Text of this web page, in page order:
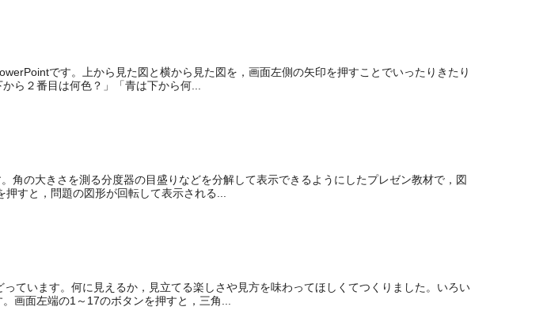
です。上から見た図と横から見た図を，画面左側の矢印を押すことでいったりきたり
ら２番目は何色？」「青は下から何...
角の大きさを測る分度器の目盛りなどを分解して表示できるようにしたプレゼン教材で，図
すと，問題の図形が回転して表示される...
ています。何に見えるか，見立てる楽しさや見方を味わってほしくてつくりました。いろい
画面左端の1～17のボタンを押すと，三角...